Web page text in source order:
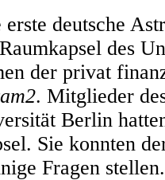
deutsche
des
der privat
. Mitglieder
Berlin
Sie konnten
Fragen stellen.